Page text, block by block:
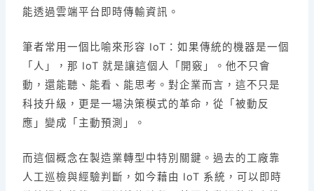
能透過雲端平台即時傳輸資訊。
筆者常用一個比喻來形容 IoT：如果傳統的機器是一個
「人」，那 IoT 就是讓這個人「開竅」。他不只會
動，還能聽、能看、能思考。對企業而言，這不只是
科技升級，更是一場決策模式的革命，從「被動反
應」變成「主動預測」。
而這個概念在製造業轉型中特別關鍵。過去的工廠靠
人工巡檢與經驗判斷，如今藉由 IoT 系統，可以即時